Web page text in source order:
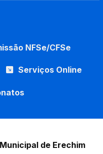
NFSe/CFSe
Serviços Online
de Erechim